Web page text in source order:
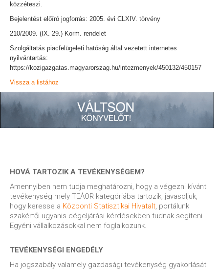
közzéteszi.
Bejelentést előíró jogforrás: 2005. évi CLXIV. törvény
210/2009. (IX. 29.) Korm. rendelet
Szolgáltatás piacfelügeleti hatóság által vezetett internetes
nyilvántartás:
https://kozigazgatas.magyarorszag.hu/intezmenyek/450132/450157
Vissza a listához
HOVÁ TARTOZIK A TEVÉKENYSÉGEM?
Amennyiben nem tudja meghatározni, hogy a végezni kívánt
tevékenység mely TEÁOR kategóriába tartozik, javasoljuk,
hogy keresse a Központi Statisztikai Hivatalt , portálunk
szakértői ugyanis cégeljárási kérdésekben tudnak segíteni.
Egyéni vállalkozásokkal nem foglalkozunk.
TEVÉKENYSÉGI ENGEDÉLY
Ha jogszabály valamely gazdasági tevékenység gyakorlását